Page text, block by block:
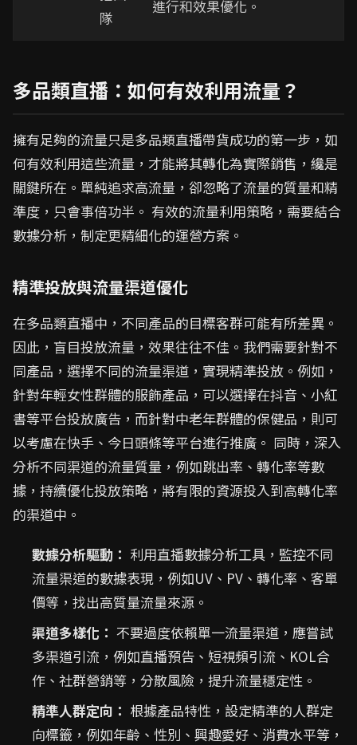
隊
進行和效果優化。
多品類直播：如何有效利用流量？
擁有足夠的流量只是多品類直播帶貨成功的第一步，如
何有效利用這些流量，才能將其轉化為實際銷售，纔是
關鍵所在。單純追求高流量，卻忽略了流量的質量和精
準度，只會事倍功半。 有效的流量利用策略，需要結合
數據分析，制定更精細化的運營方案。
精準投放與流量渠道優化
在多品類直播中，不同產品的目標客群可能有所差異。
因此，盲目投放流量，效果往往不佳。我們需要針對不
同產品，選擇不同的流量渠道，實現精準投放。例如，
針對年輕女性群體的服飾產品，可以選擇在抖音、小紅
書等平台投放廣告，而針對中老年群體的保健品，則可
以考慮在快手、今日頭條等平台進行推廣。 同時，深入
分析不同渠道的流量質量，例如跳出率、轉化率等數
據，持續優化投放策略，將有限的資源投入到高轉化率
的渠道中。
數據分析驅動： 利用直播數據分析工具，監控不同
流量渠道的數據表現，例如UV、PV、轉化率、客單
價等，找出高質量流量來源。
渠道多樣化： 不要過度依賴單一流量渠道，應嘗試
多渠道引流，例如直播預告、短視頻引流、KOL合
作、社群營銷等，分散風險，提升流量穩定性。
精準人群定向： 根據產品特性，設定精準的人群定
向標籤，例如年齡、性別、興趣愛好、消費水平等，